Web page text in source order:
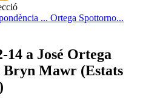
... Ortega Spottorno...
14 a José Ortega
Bryn Mawr (Estats